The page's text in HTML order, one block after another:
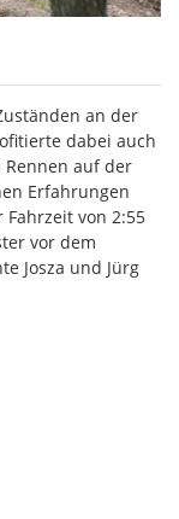
an der
dabei auch
auf der
Erfahrungen
von 2:55
vor dem
Josza und Jürg